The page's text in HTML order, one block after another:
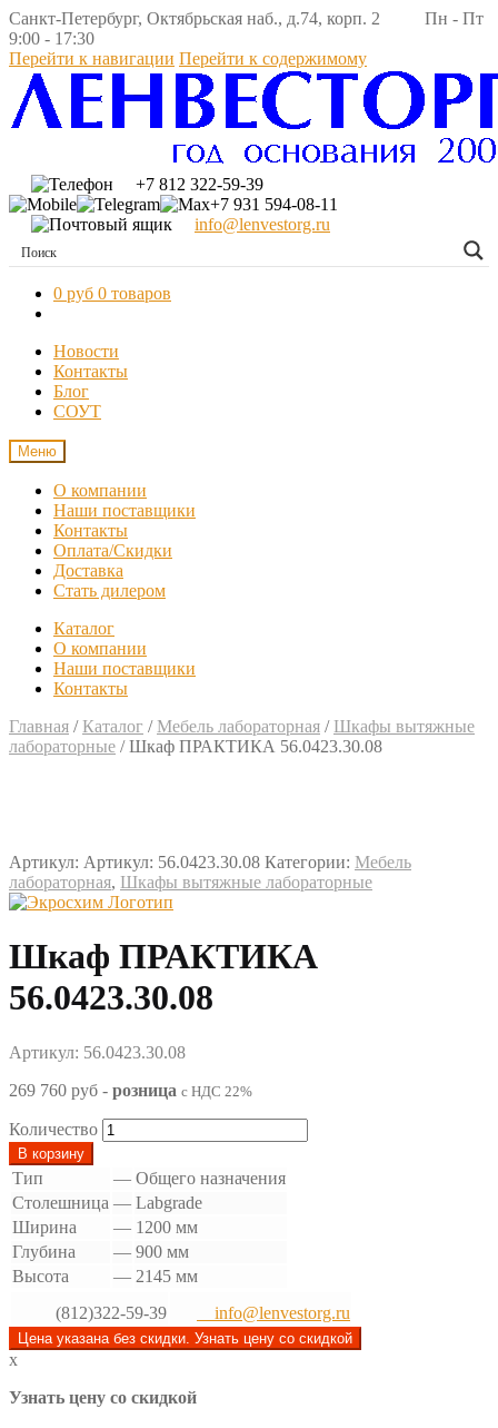
Санкт-Петербург, Октябрьская наб., д.74, корп. 2 Пн - Пт
9:00 - 17:30
Перейти к навигации Перейти к содержимому
+7 812 322-59-39
+7 931 594-08-11
info@lenvestorg.ru
0 руб 0 товаров
Новости
Контакты
Блог
СОУТ
Меню
О компании
Наши поставщики
Контакты
Оплата/Скидки
Доставка
Стать дилером
Каталог
О компании
Наши поставщики
Контакты
Главная / Каталог / Мебель лабораторная / Шкафы вытяжные
лабораторные /Шкаф ПРАКТИКА 56.0423.30.08
Артикул: Артикул: 56.0423.30.08 Категории: Мебель
лабораторная, Шкафы вытяжные лабораторные
Шкаф ПРАКТИКА
56.0423.30.08
Артикул: 56.0423.30.08
269 760 руб - розница с НДС 22%
Количество
В корзину
Тип — Общего назначения
Столешница — Labgrade
Ширина
— 1200 мм
Глубина
— 900 мм
Высота
— 2145 мм
(812)322-59-39
info@lenvestorg.ru
Цена указана без скидки. Узнать цену со скидкой
x
Узнать цену со скидкой